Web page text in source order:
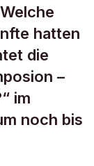
hatten
die
–
im
noch bis